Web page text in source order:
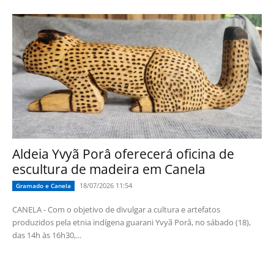
Aldeia Yvyã Porâ oferecerá oficina de
escultura de madeira em Canela
Gramado e Canela 18/07/2026 11:54
CANELA - Com o objetivo de divulgar a cultura e artefatos
produzidos pela etnia indígena guarani Yvyã Porâ, no sábado (18),
das 14h às 16h30,...